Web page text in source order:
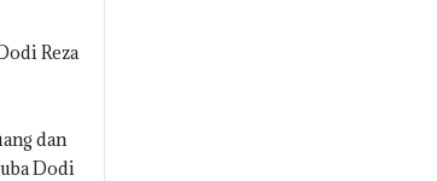
Reza
dan
Dodi